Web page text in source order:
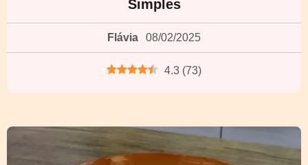
Simples
Flávia 08/02/2025
4.3 (73)